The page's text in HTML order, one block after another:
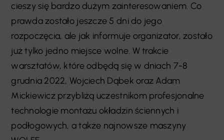
cieszy się bardzo dużym zainteresowaniem. Co
prawda zostało jeszcze 5 dni do jego
rozpoczęcia, ale jak informuje organizator, zostało
już tylko jedno miejsce wolne. W trakcie
warsztatów, które odbędą się w dniach 7-8
grudnia 2022, Wojciech Dąbek oraz Adam
Mickiewicz przybliżą uczestnikom profesjonalne
technologie montażu okładzin ściennych i
podłogowych, a także najnowsze maszyny